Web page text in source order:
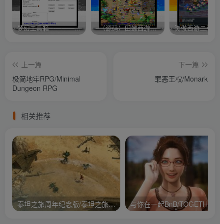
梦幻工具箱————-免费 –（源码）田螺西游9.0 假人摆摊18门派飞升渡劫化圣助战最新BB谛听…. 笑傲西游二版-
上一篇
极简地牢RPG/Minimal
Dungeon RPG
下一篇
罪恶王权/Monark
相关推荐
泰坦之旅周年纪念版/泰坦之旅：不朽王座/Titan Quest Anniversary Edition